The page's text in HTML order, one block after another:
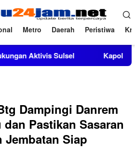
Metro Daerah Peristiwa
Kapolres Polewali Mandar
Dampingi Danrem
Pastikan Sasaran
Jembatan Siap